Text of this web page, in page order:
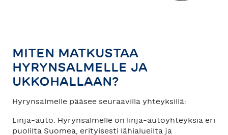
MITEN MATKUSTAA
HYRYNSALMELLE JA
UKKOHALLAAN?
Hyrynsalmelle pääsee seuraavilla yhteyksillä:
Linja-auto: Hyrynsalmelle on linja-autoyhteyksiä eri
puolilta Suomea, erityisesti lähialueilta ja